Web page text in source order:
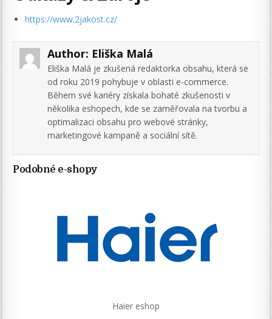
https://www.2jakost.cz/
Author: Eliška Malá
Eliška Malá je zkušená redaktorka obsahu, která se
od roku 2019 pohybuje v oblasti e-commerce.
Během své kariéry získala bohaté zkušenosti v
několika eshopech, kde se zaměřovala na tvorbu a
optimalizaci obsahu pro webové stránky,
marketingové kampaně a sociální sítě.
Podobné e-shopy
Haier eshop